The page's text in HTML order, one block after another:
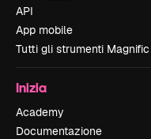
API
App mobile
Tutti gli strumenti Magnific
Inizia
Academy
Documentazione